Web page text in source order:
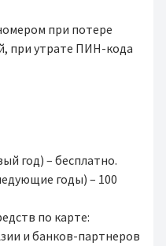
при потере
при утрате ПИН-кода
год) – бесплатно.
годы) – 100
по карте:
и банков-партнеров